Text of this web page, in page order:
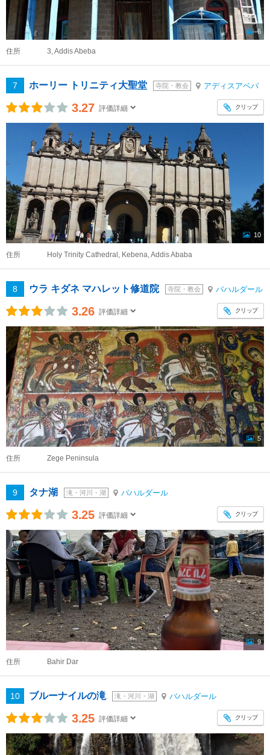
6
住所 3, Addis Abeba
7 ホーリー トリニティ大聖堂 寺院・教会 アディスアベバ
3.27 評価詳細 クリップ
10
住所 Holy Trinity Cathedral, Kebena, Addis Ababa
8 ウラ キダネ マハレット修道院 寺院・教会 バハルダール
3.26 評価詳細 クリップ
5
住所 Zege Peninsula
9 タナ湖 滝・河川・湖 バハルダール
3.25 評価詳細 クリップ
9
住所 Bahir Dar
10 ブルーナイルの滝 滝・河川・湖 バハルダール
3.25 評価詳細 クリップ